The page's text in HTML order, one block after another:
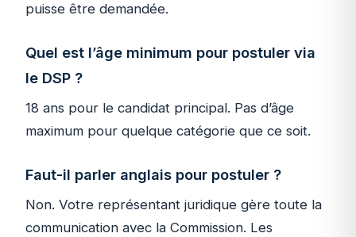
puisse être demandée.
Quel est l’âge minimum pour postuler via
le DSP ?
18 ans pour le candidat principal. Pas d’âge
maximum pour quelque catégorie que ce soit.
Faut-il parler anglais pour postuler ?
Non. Votre représentant juridique gère toute la
communication avec la Commission. Les